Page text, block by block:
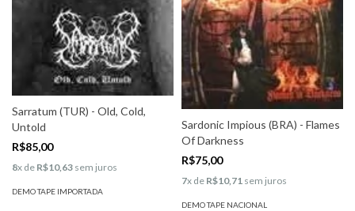
Sarratum (TUR) - Old, Cold,
Untold
R$85,00
8x de R$10,63 sem juros
DEMO TAPE IMPORTADA
Sardonic Impious (BRA) - Flames
Of Darkness
R$75,00
7x de R$10,71 sem juros
DEMO TAPE NACIONAL